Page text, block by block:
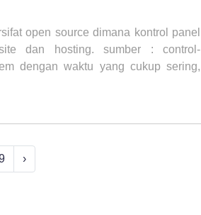
open source dimana kontrol panel
dan hosting. sumber : control-
dengan waktu yang cukup sering,
›